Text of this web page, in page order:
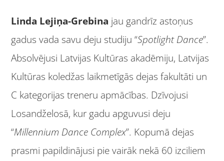
Linda Lejiņa-Grebina jau gandrīz astoņus
gadus vada savu deju studiju “Spotlight Dance”.
Absolvējusi Latvijas Kultūras akadēmiju, Latvijas
Kultūras koledžas laikmetīgās dejas fakultāti un
C kategorijas treneru apmācības. Dzīvojusi
Losandželosā, kur gadu apguvusi deju
“Millennium Dance Complex”. Kopumā dejas
prasmi papildinājusi pie vairāk nekā 60 izciliem